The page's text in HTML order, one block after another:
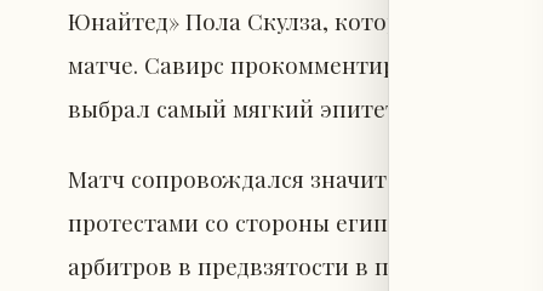
Юнайтед» Пола Скулза, который подверг
матче. Савирс прокомментировал
выбрал самый мягкий эпитет, когда
Матч сопровождался значительными
протестами со стороны египетских и
арбитров в предвзятости в пользу